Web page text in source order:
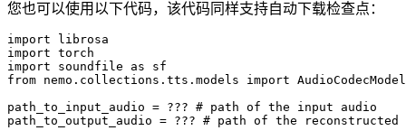
您也可以使用以下代码，该代码同样支持自动下载检查点：
import librosa
import torch
import soundfile as sf
from nemo.collections.tts.models import AudioCodecModel
path_to_input_audio = ??? # path of the input audio
path_to_output_audio = ??? # path of the reconstructed